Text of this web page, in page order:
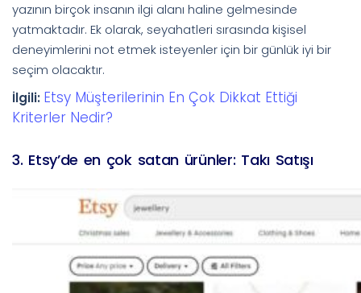
yazının birçok insanın ilgi alanı haline gelmesinde
yatmaktadır. Ek olarak, seyahatleri sırasında kişisel
deneyimlerini not etmek isteyenler için bir günlük iyi bir
seçim olacaktır.
İlgili: Etsy Müşterilerinin En Çok Dikkat Ettiği
Kriterler Nedir?
3. Etsy’de en çok satan ürünler: Takı Satışı